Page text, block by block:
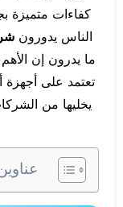
كفاءات متميزة
الناس يدورون
ما يدرون إن
تعتمد على أجهزة
يخليها من